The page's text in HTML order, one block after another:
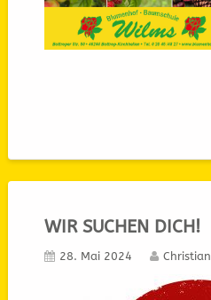
WIR SUCHEN DICH!
28. Mai 2024